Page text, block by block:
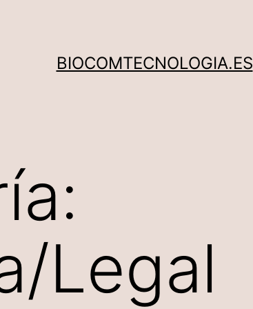
BIOCOMTECNOLOGIA.ES
Legal